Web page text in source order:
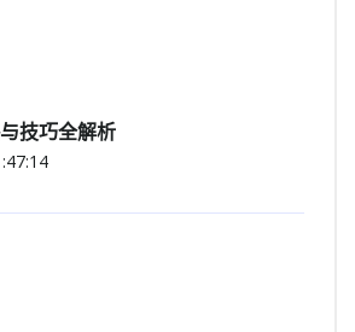
技巧全解析